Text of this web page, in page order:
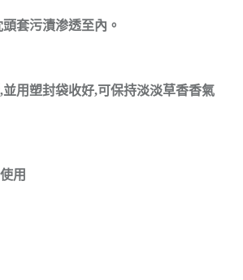
套污漬渗透至內。
用塑封袋收好,可保持淡淡草香香氣
用